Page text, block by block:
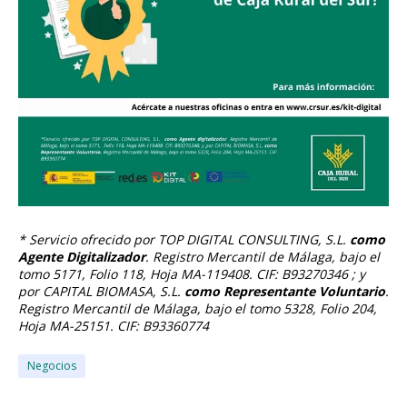
* Servicio ofrecido por TOP DIGITAL CONSULTING, S.L. como
Agente Digitalizador. Registro Mercantil de Málaga, bajo el
tomo 5171, Folio 118, Hoja MA-119408. CIF: B93270346 ; y
por CAPITAL BIOMASA, S.L. como Representante Voluntario.
Registro Mercantil de Málaga, bajo el tomo 5328, Folio 204,
Hoja MA-25151. CIF: B93360774
Negocios